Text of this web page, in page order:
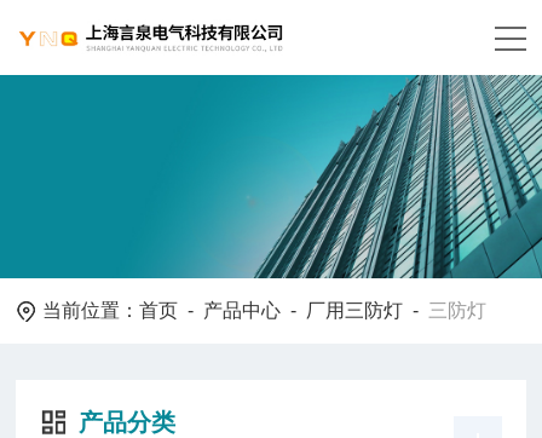
当前位置：首页 - 产品中心 - 厂用三防灯 - 三防灯
产品分类